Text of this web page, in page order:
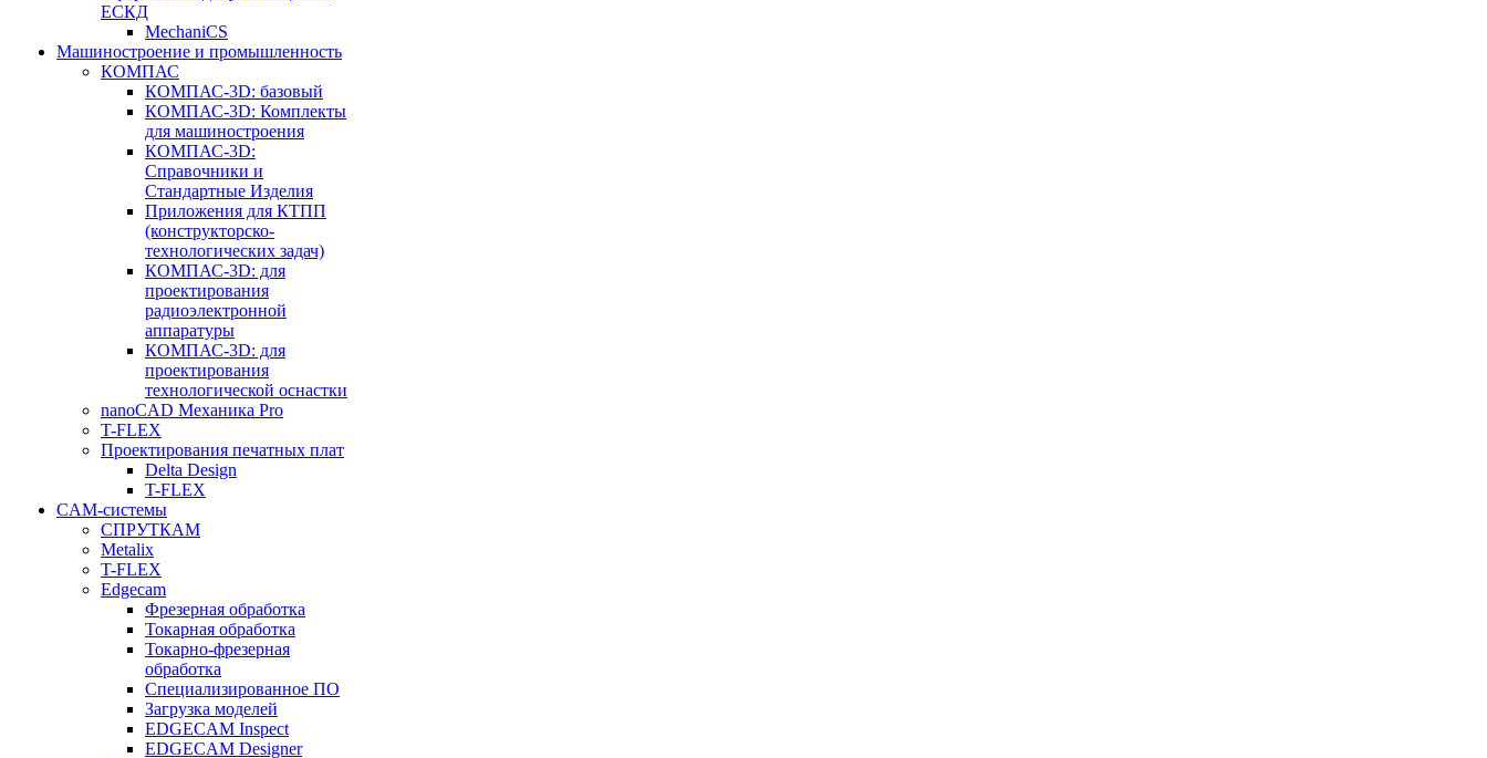
ЕСКД
MechaniCS
Машиностроение и промышленность
КОМПАС
КОМПАС-3D: базовый
КОМПАС-3D: Комплекты
для машиностроения
КОМПАС-3D:
Справочники и
Стандартные Изделия
Приложения для КТПП
(конструкторско-
технологических задач)
КОМПАС-3D: для
проектирования
радиоэлектронной
аппаратуры
КОМПАС-3D: для
проектирования
технологической оснастки
nanoCAD Механика Pro
T-FLEX
Проектирования печатных плат
Delta Design
T-FLEX
CAM-системы
СПРУТКAM
Metalix
T-FLEX
Edgecam
Фрезерная обработка
Токарная обработка
Токарно-фрезерная
обработка
Специализированное ПО
Загрузка моделей
EDGECAM Inspect
EDGECAM Designer